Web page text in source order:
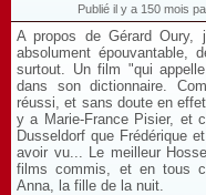
Publié il y a 150 mois
A propos de Gérard
absolument épouvantable,
surtout. Un film "qui
dans son dictionnaire.
réussi, et sans doute en
y a Marie-France Pisier, et
Dusseldorf que Frédérique
avoir vu... Le meilleur
films commis, et en tous
Anna, la fille de la nuit.